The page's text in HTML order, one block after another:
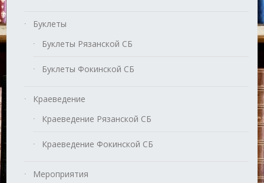
Буклеты
Буклеты Рязанской СБ
Буклеты Фокинской СБ
Краеведение
Краеведение Рязанской СБ
Краеведение Фокинской СБ
Мероприятия